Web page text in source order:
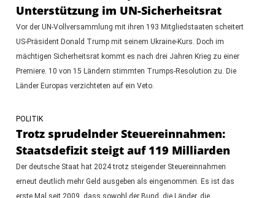
Unterstützung im UN-Sicherheitsrat
Vor der UN-Vollversammlung mit ihren 193 Mitgliedstaaten scheitert
US-Präsident Donald Trump mit seinem Ukraine-Kurs. Doch im
mächtigen Sicherheitsrat kommt es nach drei Jahren Krieg zu einer
Premiere. 10 von 15 Ländern stimmten Trumps-Resolution zu. Die
Länder Europas verzichteten auf ein Veto.
POLITIK
Trotz sprudelnder Steuereinnahmen:
Staatsdefizit steigt auf 119 Milliarden
Der deutsche Staat hat 2024 trotz steigender Steuereinnahmen
erneut deutlich mehr Geld ausgeben als eingenommen. Es ist das
erste Mal seit 2009, dass sowohl der Bund, die Länder, die